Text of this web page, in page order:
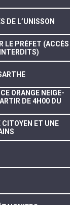
DE L’UNISSON
LE PRÉFET (ACCÈS
ORANGE NEIGE-
DE 4H00 DU
ET UNE